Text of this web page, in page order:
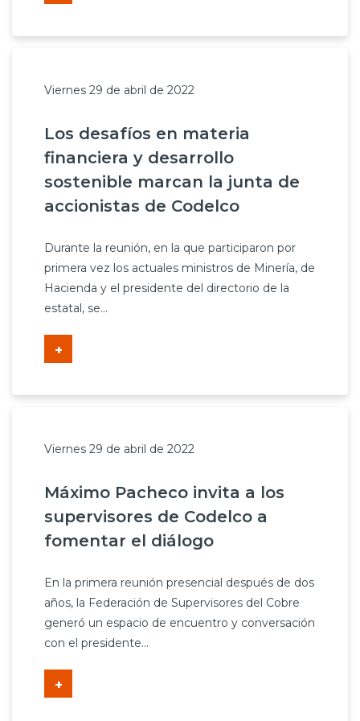
Viernes 29 de abril de 2022
Los desafíos en materia
financiera y desarrollo
sostenible marcan la junta de
accionistas de Codelco
Durante la reunión, en la que participaron por
primera vez los actuales ministros de Minería, de
Hacienda y el presidente del directorio de la
estatal, se...
+
Viernes 29 de abril de 2022
Máximo Pacheco invita a los
supervisores de Codelco a
fomentar el diálogo
En la primera reunión presencial después de dos
años, la Federación de Supervisores del Cobre
generó un espacio de encuentro y conversación
con el presidente...
+